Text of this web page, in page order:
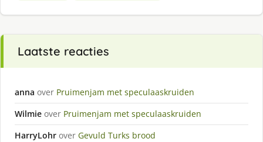
Laatste reacties
anna over Pruimenjam met speculaaskruiden
Wilmie over Pruimenjam met speculaaskruiden
HarryLohr over Gevuld Turks brood